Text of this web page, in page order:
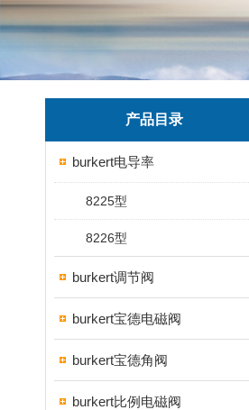
产品目录
burkert电导率
8225型
8226型
burkert调节阀
burkert宝德电磁阀
burkert宝德角阀
burkert比例电磁阀